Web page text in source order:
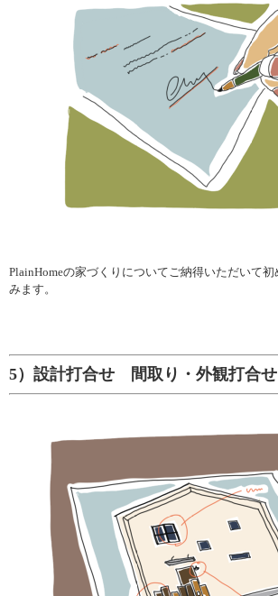
PlainHomeの家づくりについてご納得いただいて
みます。
5）設計打合せ 間取り・外観打合せ